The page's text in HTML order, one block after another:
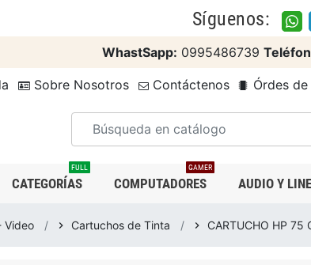
Síguenos:
WhastSapp: 0995486739
Sobre Nosotros Contáctenos Órdes
CATEGORÍAS
FULL
COMPUTADORES
GAMER
AUDIO Y
Video chevron_right Cartuchos de Tinta chevron_right CARTUCHO HP